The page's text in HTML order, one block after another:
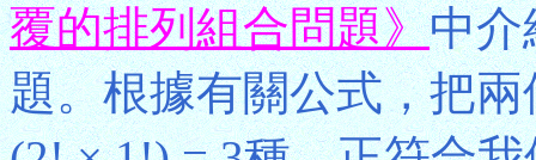
覆的排列組合問題》中介
題。根據有關公式，把